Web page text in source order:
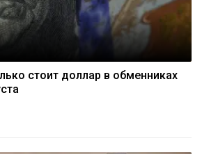
стоит доллар в обменниках